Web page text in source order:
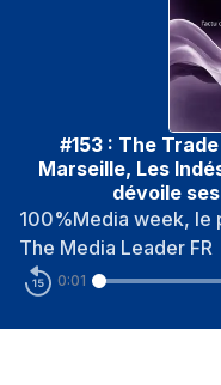
#153 : The
Marseille, Les
dévoile
100%Media week, le
The Media Leader FR
0:01